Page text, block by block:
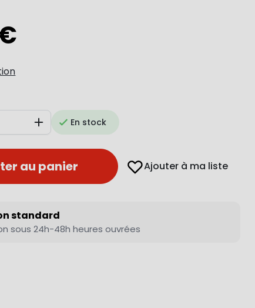
AugmenterEn stock
au panier Ajouter à ma liste
standard
sous 24h-48h heures ouvrées